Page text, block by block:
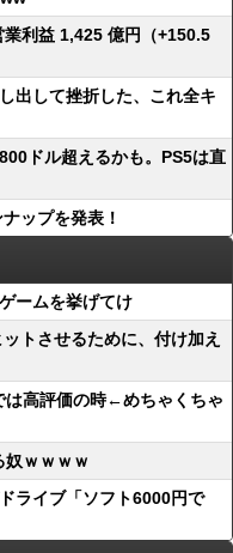
利益 1,425 億円（+150.5
出して挫折した、これ全キ
ドル超えるかも。PS5は直
ップを発表！
ームを挙げてけ
トさせるために、付け加え
は高評価の時←めちゃくちゃ
ｗｗｗｗ
ライブ「ソフト6000円で